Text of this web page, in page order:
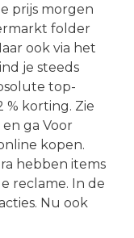
prijs morgen
folder
ook via het
je steeds
top-
% korting. Zie
ga Voor
kopen.
hebben items
reclame. In de
Nu ook